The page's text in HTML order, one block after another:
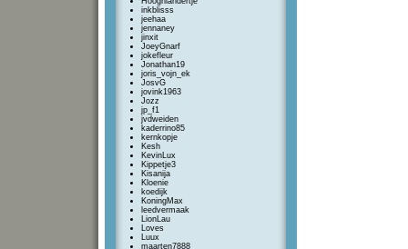
inkblisss
jeehaa
jennaney
jinxit
JoeyGnarf
jokefleur
Jonathan19
joris_vojn_ek
JosvG
jovink1963
Jozz
jp_f1
jvdweiden
kaderrino85
kernkopje
Kesh
KevinLux
Kippetje3
Kisanija
Kloenie
koedijk
KoningMax
leedvermaak
LionLau
Loves
Luux
maarten7888